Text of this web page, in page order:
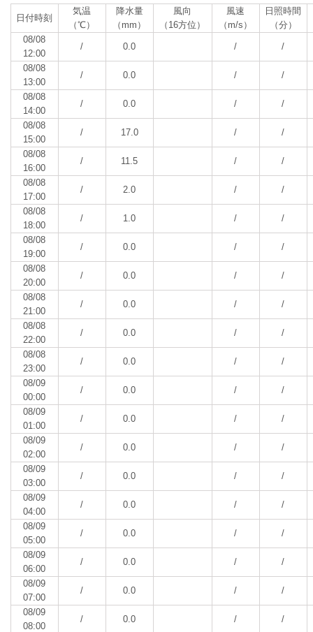
日付時刻
気温
（℃）
降水量
（mm）
風向
（16方位）
風速
（m/s）
日照時間
（分）
08/08
12:00
/ 0.0 / /
08/08
13:00
/ 0.0 / /
08/08
14:00
/ 0.0 / /
08/08
15:00
/ 17.0 / /
08/08
16:00
/ 11.5 / /
08/08
17:00
/ 2.0 / /
08/08
18:00
/ 1.0 / /
08/08
19:00
/ 0.0 / /
08/08
20:00
/ 0.0 / /
08/08
21:00
/ 0.0 / /
08/08
22:00
/ 0.0 / /
08/08
23:00
/ 0.0 / /
08/09
00:00
/ 0.0 / /
08/09
01:00
/ 0.0 / /
08/09
02:00
/ 0.0 / /
08/09
03:00
/ 0.0 / /
08/09
04:00
/ 0.0 / /
08/09
05:00
/ 0.0 / /
08/09
06:00
/ 0.0 / /
08/09
07:00
/ 0.0 / /
08/09
08:00
/ 0.0 / /